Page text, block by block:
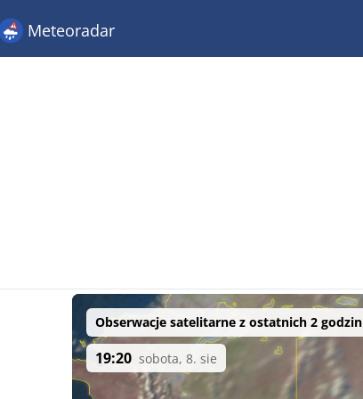
Meteoradar
Obserwacje satelitarne z ostatnich 2 godzin
19:20 sobota, 8. sie